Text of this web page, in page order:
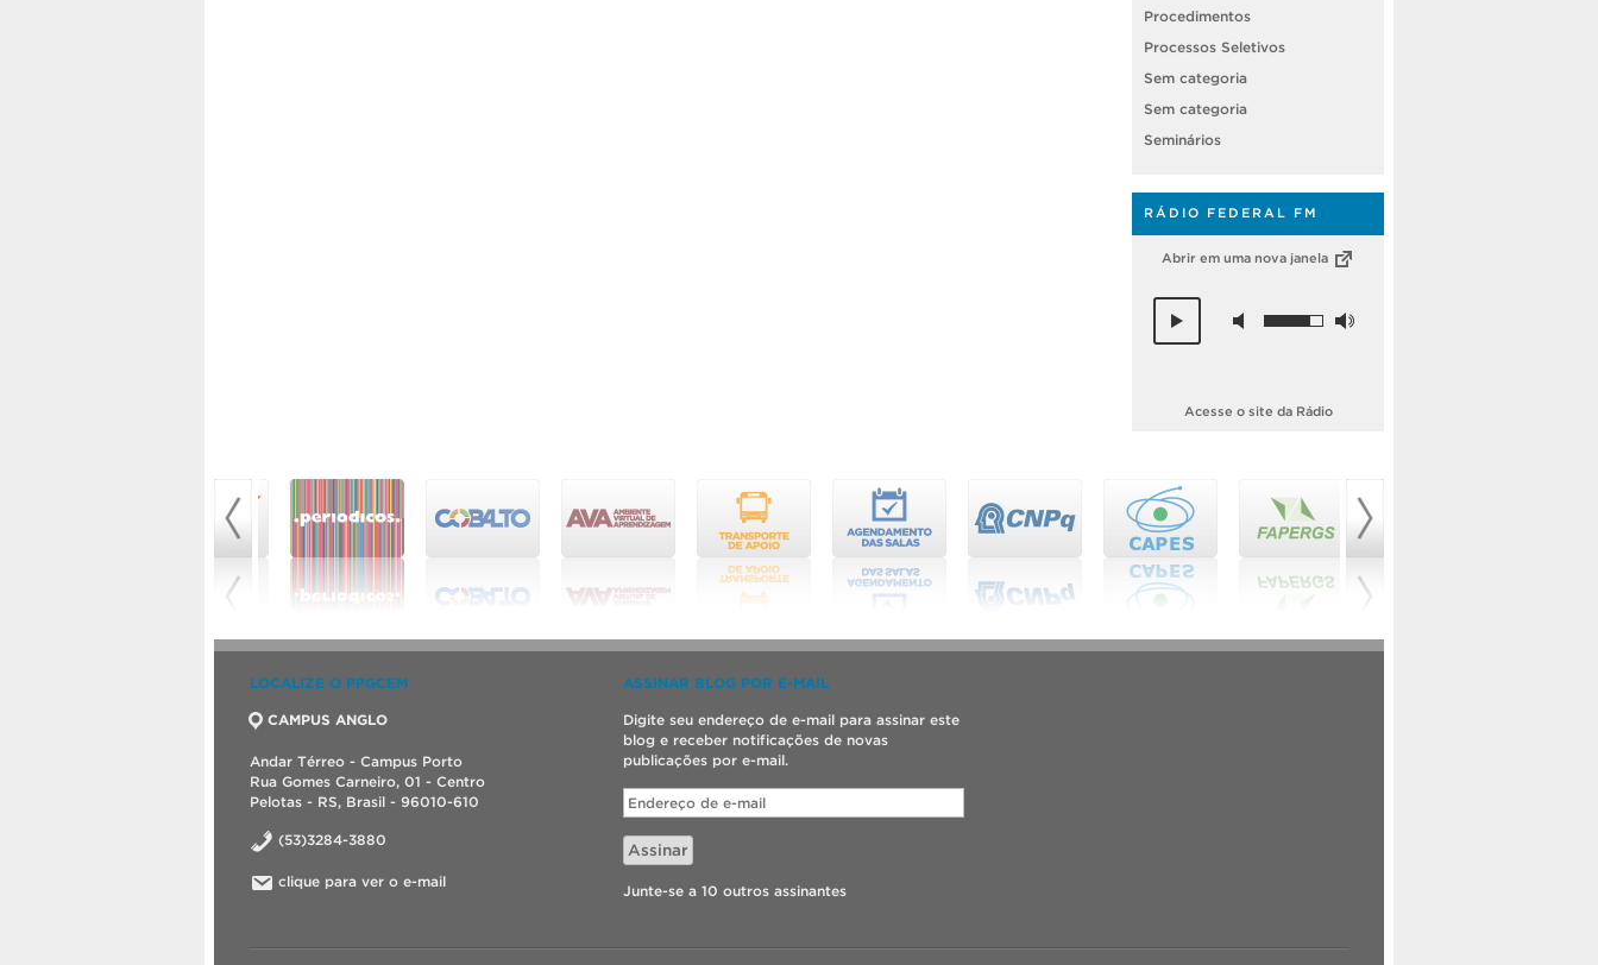
Procedimentos
Processos Seletivos
Sem categoria
Sem categoria
Seminários
RÁDIO FEDERAL FM
Abrir em uma nova janela
Acesse o site da Rádio
LOCALIZE O PPGCEM
CAMPUS ANGLO
Andar Térreo - Campus Porto
Rua Gomes Carneiro, 01 - Centro
Pelotas - RS, Brasil - 96010-610
(53)3284-3880
clique para ver o e-mail
ASSINAR BLOG POR E-MAIL
Digite seu endereço de e-mail para assinar este
blog e receber notificações de novas
publicações por e-mail.
Endereço
de
e-
mail
Assinar
Junte-se a 10 outros assinantes